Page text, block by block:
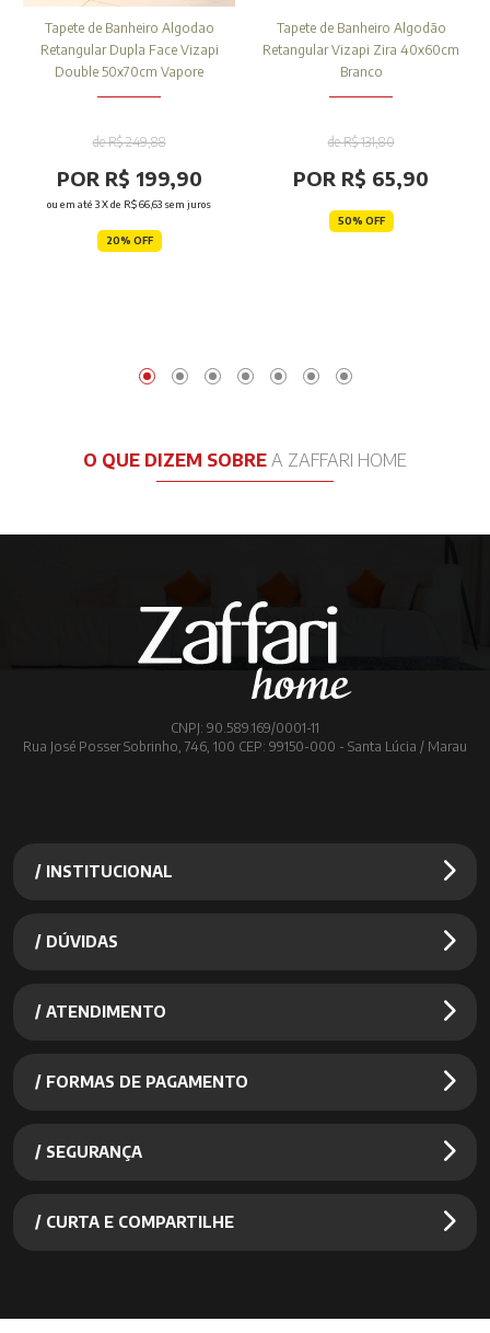
Tapete de Banheiro Algodao
Retangular Dupla Face Vizapi
Double 50x70cm Vapore
de R$ 249,88
POR R$ 199,90
ou em até 3X de R$ 66,63 sem juros
20% OFF
Tapete de Banheiro Algodão
Retangular Vizapi Zira 40x60cm
Branco
de R$ 131,80
POR R$ 65,90
50% OFF
O QUE DIZEM SOBRE A ZAFFARI HOME
CNPJ: 90.589.169/0001-11
Rua José Posser Sobrinho, 746, 100 CEP: 99150-000 - Santa Lúcia / Marau
/ INSTITUCIONAL
/ DÚVIDAS
/ ATENDIMENTO
/ FORMAS DE PAGAMENTO
/ SEGURANÇA
/ CURTA E COMPARTILHE